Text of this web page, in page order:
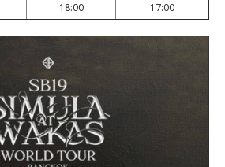
18:00 17:00